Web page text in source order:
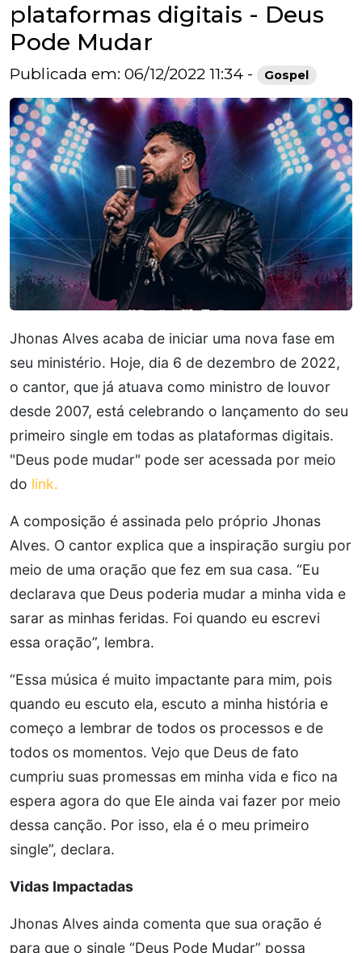
plataformas digitais - Deus
Pode Mudar
Publicada em: 06/12/2022 11:34 - Gospel
Jhonas Alves acaba de iniciar uma nova fase em
seu ministério. Hoje, dia 6 de dezembro de 2022,
o cantor, que já atuava como ministro de louvor
desde 2007, está celebrando o lançamento do seu
primeiro single em todas as plataformas digitais.
"Deus pode mudar" pode ser acessada por meio
do link.
A composição é assinada pelo próprio Jhonas
Alves. O cantor explica que a inspiração surgiu por
meio de uma oração que fez em sua casa. “Eu
declarava que Deus poderia mudar a minha vida e
sarar as minhas feridas. Foi quando eu escrevi
essa oração”, lembra.
“Essa música é muito impactante para mim, pois
quando eu escuto ela, escuto a minha história e
começo a lembrar de todos os processos e de
todos os momentos. Vejo que Deus de fato
cumpriu suas promessas em minha vida e fico na
espera agora do que Ele ainda vai fazer por meio
dessa canção. Por isso, ela é o meu primeiro
single”, declara.
Vidas Impactadas
Jhonas Alves ainda comenta que sua oração é
para que o single “Deus Pode Mudar” possa